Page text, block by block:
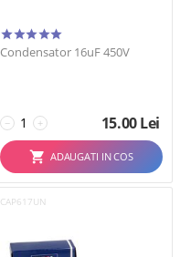
Condensator 16uF 450V
+
− 15.00Lei
ADAUGATI IN COS
CAP617UN